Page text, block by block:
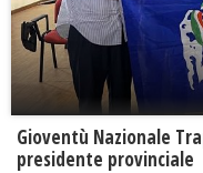
Gioventù Nazionale
presidente provinciale